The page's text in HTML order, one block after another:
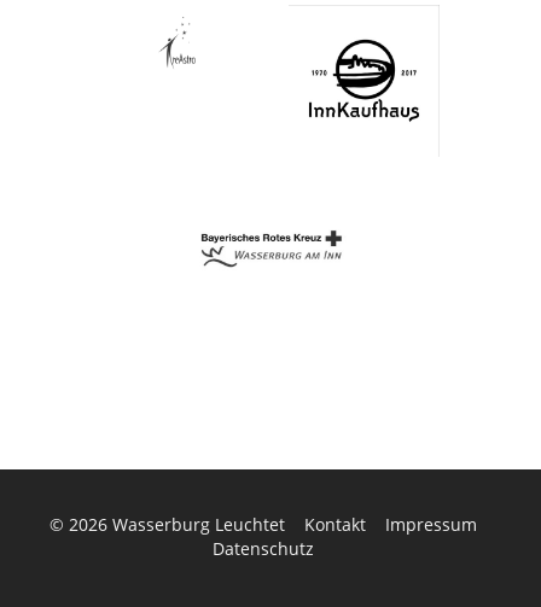
© 2026 Wasserburg Leuchtet Kontakt
Impressum
Datenschutz